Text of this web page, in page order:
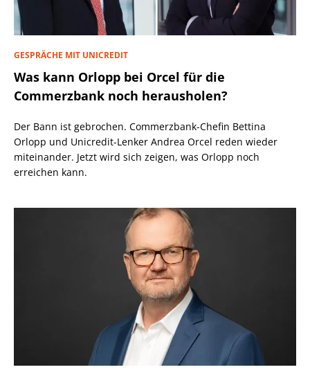
GESPRÄCHE MIT UNICREDIT
Was kann Orlopp bei Orcel für die
Commerzbank noch herausholen?
Der Bann ist gebrochen. Commerzbank-Chefin Bettina
Orlopp und Unicredit-Lenker Andrea Orcel reden wieder
miteinander. Jetzt wird sich zeigen, was Orlopp noch
erreichen kann.